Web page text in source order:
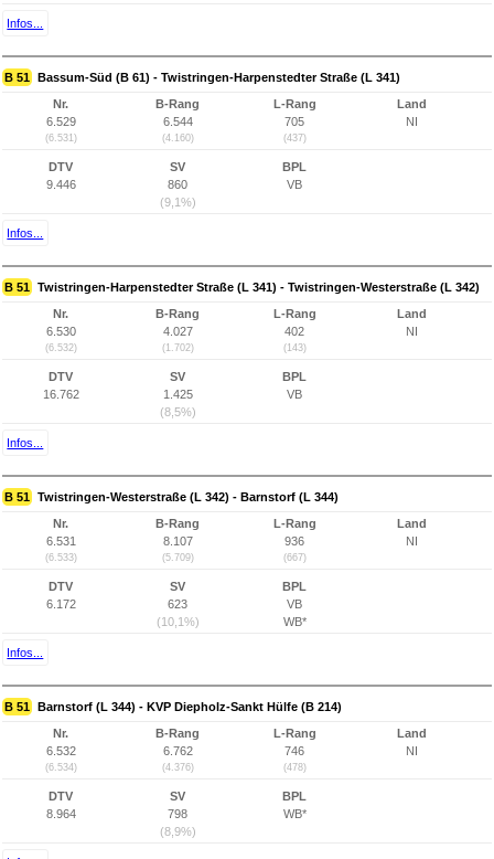
Infos...
B 51 Bassum-Süd (B 61) - Twistringen-Harpenstedter Straße (L 341)
Nr.
6.529
(6.531)
B-Rang
6.544
(4.160)
L-Rang
705
(437)
Land
NI
DTV
9.446
SV
860
(9,1%)
BPL
VB
Infos...
B 51 Twistringen-Harpenstedter Straße (L 341) - Twistringen-Westerstraße (L 342)
Nr.
6.530
(6.532)
B-Rang
4.027
(1.702)
L-Rang
402
(143)
Land
NI
DTV
16.762
SV
1.425
(8,5%)
BPL
VB
Infos...
B 51 Twistringen-Westerstraße (L 342) - Barnstorf (L 344)
Nr.
6.531
(6.533)
B-Rang
8.107
(5.709)
L-Rang
936
(667)
Land
NI
DTV
6.172
SV
623
(10,1%)
BPL
VB
WB*
Infos...
B 51 Barnstorf (L 344) - KVP Diepholz-Sankt Hülfe (B 214)
Nr.
6.532
(6.534)
B-Rang
6.762
(4.376)
L-Rang
746
(478)
Land
NI
DTV
8.964
SV
798
(8,9%)
BPL
WB*